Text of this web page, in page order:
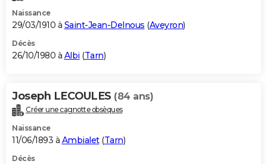
Naissance
29/03/1910 à Saint-Jean-Delnous (Aveyron)
Décès
26/10/1980 à Albi (Tarn)
Joseph LECOULES (84 ans)
Créer une cagnotte obsèques
Naissance
11/06/1893 à Ambialet(Tarn)
Décès